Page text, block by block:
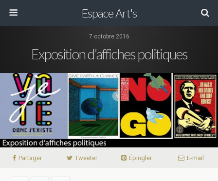
Espace Art's
7 octobre 2016
Exposition d’affiches politiques
Partager Tweeter Épingler E-mail